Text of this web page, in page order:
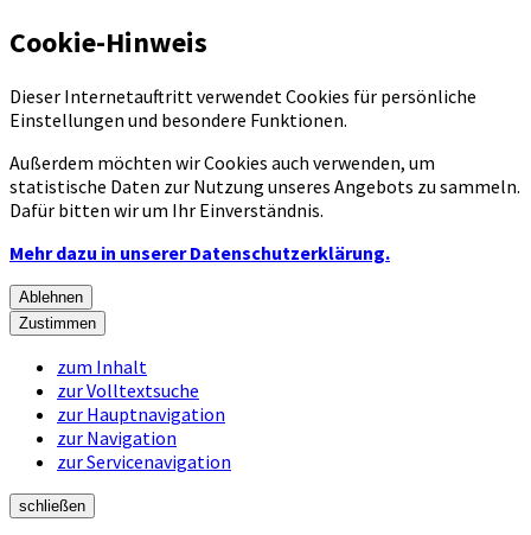
Cookie-Hinweis
Dieser Internetauftritt verwendet Cookies für persönliche
Einstellungen und besondere Funktionen.
Außerdem möchten wir Cookies auch verwenden, um
statistische Daten zur Nutzung unseres Angebots zu sammeln.
Dafür bitten wir um Ihr Einverständnis.
Mehr dazu in unserer Datenschutzerklärung.
Ablehnen
Zustimmen
zum Inhalt
zur Volltextsuche
zur Hauptnavigation
zur Navigation
zur Servicenavigation
schließen